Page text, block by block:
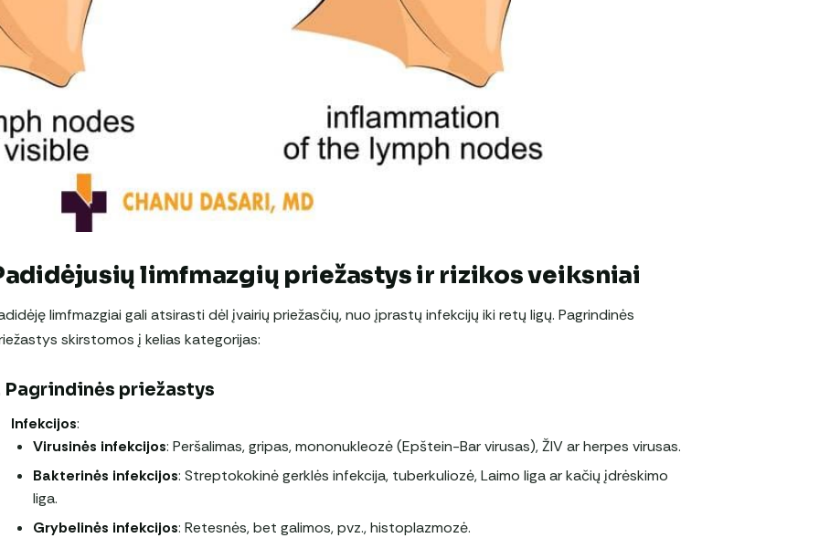
limfmazgių priežastys ir rizikos veiksniai
limfmazgiai gali atsirasti dėl įvairių priežasčių, nuo įprastų infekcijų iki retų ligų. Pagrindinės
skirstomos į kelias kategorijas:
Pagrindinės priežastys
Infekcijos:
Virusinės infekcijos: Peršalimas, gripas, mononukleozė (Epštein-Bar virusas), ŽIV ar herpes virusas.
Bakterinės infekcijos: Streptokokinė gerklės infekcija, tuberkuliozė, Laimo liga ar kačių įdrėskimo
liga.
Grybelinės infekcijos: Retesnės, bet galimos, pvz., histoplazmozė.